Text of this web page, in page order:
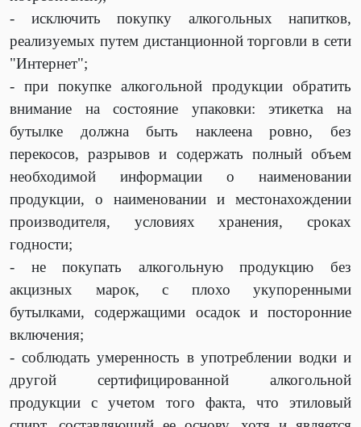
- исключить покупку алкогольных напитков,
реализуемых путем дистанционной торговли в сети
"Интернет";
- при покупке алкогольной продукции обратить
внимание на состояние упаковки: этикетка на
бутылке должна быть наклеена ровно, без
перекосов, разрывов и содержать полный объем
необходимой информации о наименовании
продукции, о наименовании и местонахождении
производителя, условиях хранения, сроках
годности;
- не покупать алкогольную продукцию без
акцизных марок, с плохо укупоренными
бутылками, содержащими осадок и посторонние
включения;
- соблюдать умеренность в употреблении водки и
другой сертифицированной алкогольной
продукции с учетом того факта, что этиловый